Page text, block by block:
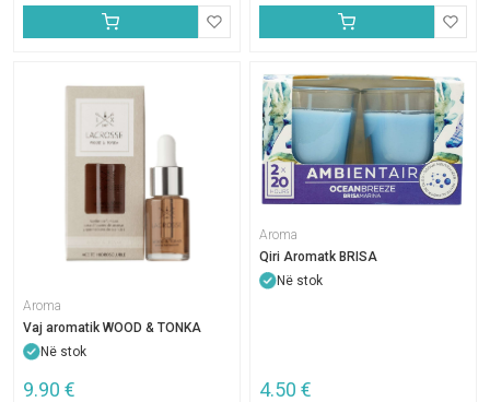
Aroma
Vaj aromatik WOOD & TONKA
Në stok
9.90 €
Aroma
Qiri Aromatk BRISA
Në stok
4.50 €